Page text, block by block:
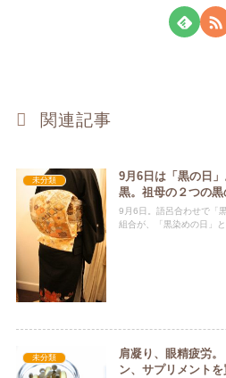
関連記事
未分類
9月6日は「黒の日
黒。祖母の２つの黒
9月6日。語呂合わせで「
組合が、「黒染めの日」
未分類
肩凝り、眼精疲労
ン、サプリメント